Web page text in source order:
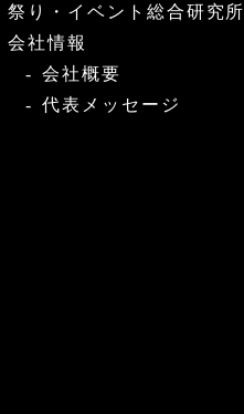
祭り・イベント総合研究所
会社情報
会社概要
代表メッセージ